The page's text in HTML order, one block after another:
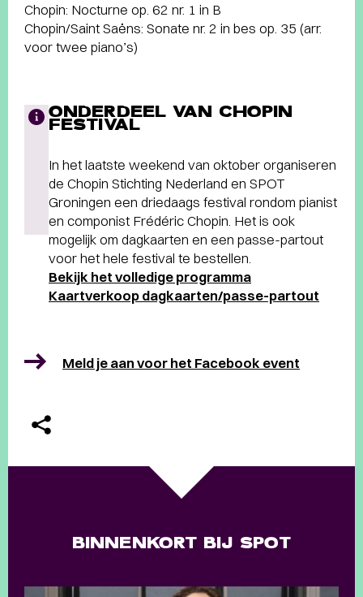
Chopin: Nocturne op. 62 nr. 1 in B
Chopin/Saint Saëns: Sonate nr. 2 in bes op. 35 (arr.
voor twee piano’s)
ONDERDEEL VAN CHOPIN
FESTIVAL
In het laatste weekend van oktober organiseren
de Chopin Stichting Nederland en SPOT
Groningen een driedaags festival rondom pianist
en componist Frédéric Chopin. Het is ook
mogelijk om dagkaarten en een passe-partout
voor het hele festival te bestellen.
Bekijk het volledige programma
Kaartverkoop dagkaarten/passe-partout
Meld je aan voor het Facebook event
BINNENKORT BIJ SPOT